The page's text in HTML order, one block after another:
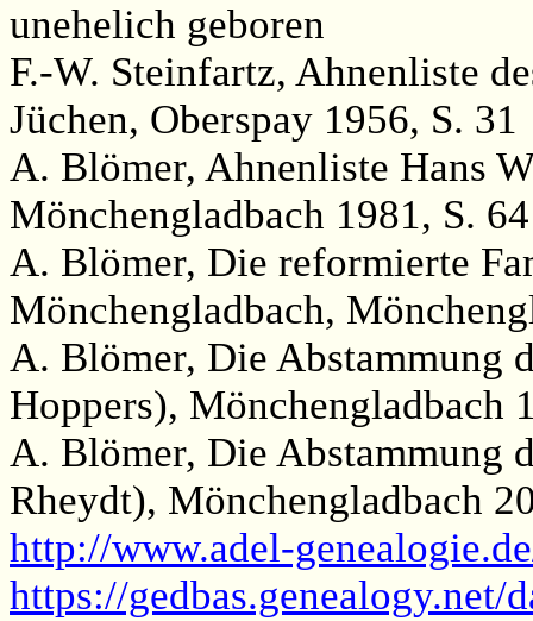
unehelich geboren
F.-W. Steinfartz, Ahnenliste
Jüchen, Oberspay 1956, S. 31
A. Blömer, Ahnenliste Hans
Mönchengladbach 1981, S. 64
A. Blömer, Die reformierte
Mönchengladbach,
A. Blömer, Die Abstammung
Hoppers), Mönchengladbach
A. Blömer, Die Abstammung
Rheydt), Mönchengladbach
http://www.adel-
https://gedbas.genealogy.net/